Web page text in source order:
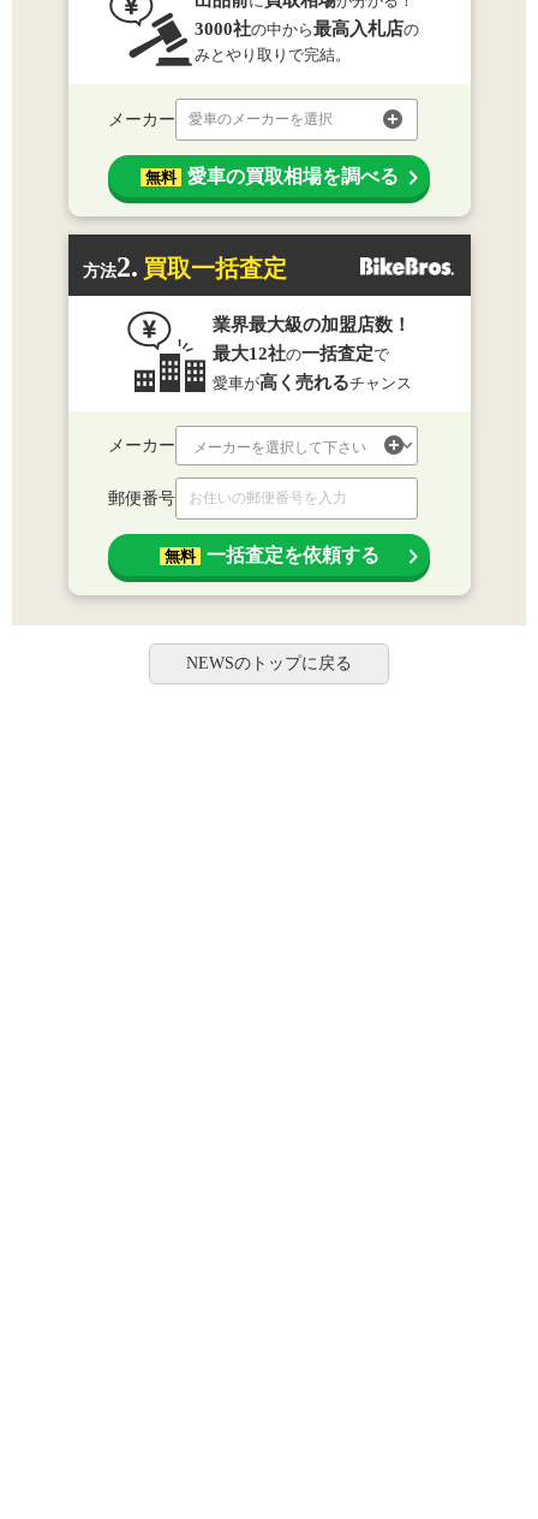
3000社の中から最高入札店の
みとやり取りで完結。
メーカー 愛車のメーカーを選択
無料 愛車の買取相場を調べる
方法2. 買取一括査定
業界最大級の加盟店数！
最大12社の一括査定で
愛車が高く売れるチャンス
メーカー
郵便番号
無料 一括査定を依頼する
NEWSのトップに戻る